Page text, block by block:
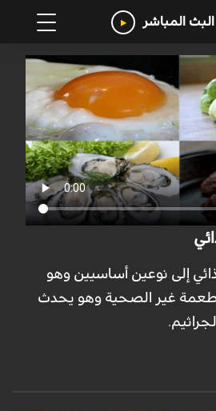
البث المباشر
إلى نوعين أساسيين وهو
غير الصحية وهو يحدث